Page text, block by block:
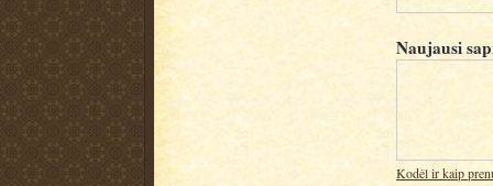
Naujausi
Kodėl ir kaip